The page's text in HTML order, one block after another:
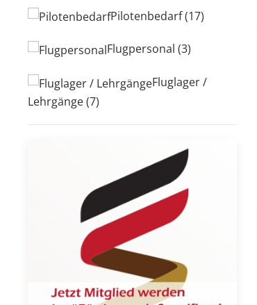
Pilotenbedarf(17)
Flugpersonal (3)
Fluglager /
Lehrgänge(7)